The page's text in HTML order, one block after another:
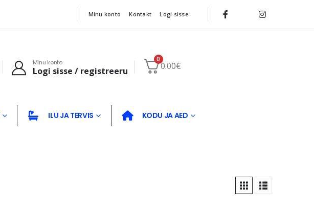
Minu konto Kontakt Logi sisse
Minu konto
Logi sisse / registreeru
0
0.00€
ILU JA TERVIS KODU JA AED